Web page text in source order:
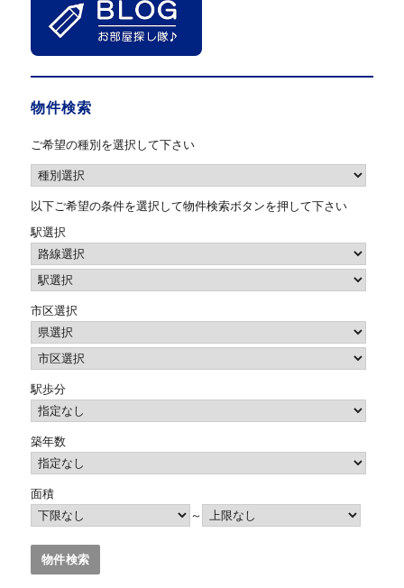
物件検索
ご希望の種別を選択して下さい
以下ご希望の条件を選択して物件検索ボタンを押して下さい
駅選択
市区選択
駅歩分
築年数
面積
～